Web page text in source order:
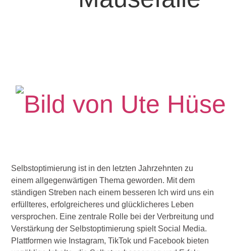
Selbstoptimierung ist in den letzten Jahrzehnten zu
einem allgegenwärtigen Thema geworden. Mit dem
ständigen Streben nach einem besseren Ich wird uns ein
erfüllteres, erfolgreicheres und glücklicheres Leben
versprochen. Eine zentrale Rolle bei der Verbreitung und
Verstärkung der Selbstoptimierung spielt Social Media.
Plattformen wie Instagram, TikTok und Facebook bieten